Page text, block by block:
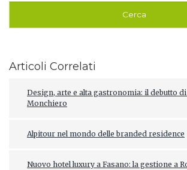
Articoli Correlati
Design, arte e alta gastronomia: il debutto
Monchiero
Alpitour nel mondo delle branded residence
Nuovo hotel luxury a Fasano: la gestione a